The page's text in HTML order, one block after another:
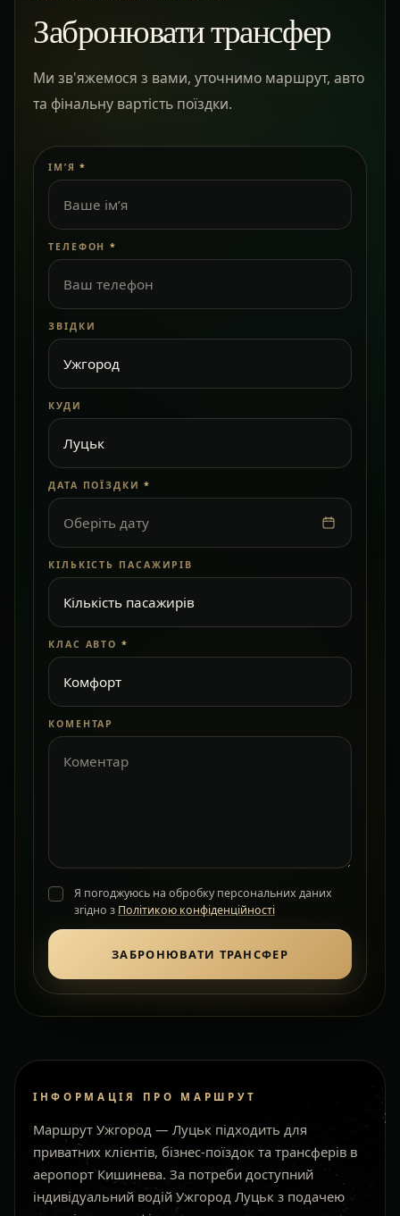
Забронювати трансфер
Ми зв'яжемося з вами, уточнимо маршрут, авто
та фінальну вартість поїздки.
ІМ’Я *
ТЕЛЕФОН *
ЗВІДКИ
КУДИ
ДАТА ПОЇЗДКИ *
Оберіть дату
КІЛЬКІСТЬ ПАСАЖИРІВ
КЛАС АВТО *
КОМЕНТАР
Я погоджуюсь на обробку персональних даних
згідно з Політикою конфіденційності
ЗАБРОНЮВАТИ ТРАНСФЕР
ІНФОРМАЦІЯ ПРО МАРШРУТ
Маршрут Ужгород — Луцьк підходить для
приватних клієнтів, бізнес-поїздок та трансферів в
аеропорт Кишинева. За потреби доступний
індивідуальний водій Ужгород Луцьк з подачею